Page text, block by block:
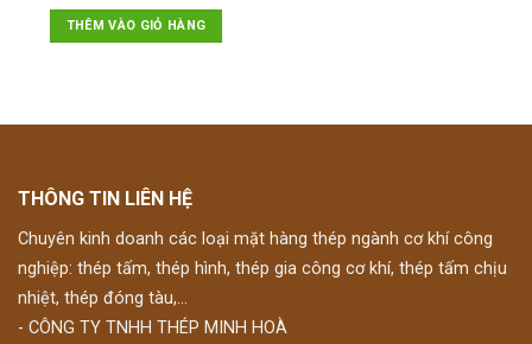
THÊM VÀO GIỎ HÀNG
THÔNG TIN LIÊN HỆ
Chuyên kinh doanh các loại mặt hàng thép ngành cơ khí công
nghiệp: thép tấm, thép hình, thép gia công cơ khí, thép tấm chịu
nhiệt, thép đóng tàu,...
- CÔNG TY TNHH THÉP MINH HOÀ